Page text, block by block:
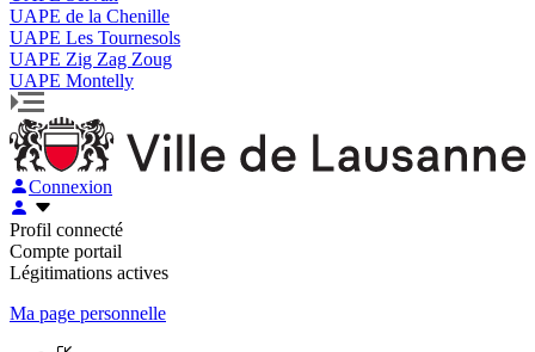
UAPE de la Chenille
UAPE Les Tournesols
UAPE Zig Zag Zoug
UAPE Montelly
Connexion
Profil connecté
Compte portail
Légitimations actives
Ma page personnelle